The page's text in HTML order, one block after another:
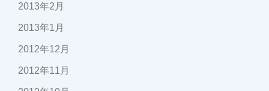
2013年2月
2013年1月
2012年12月
2012年11月